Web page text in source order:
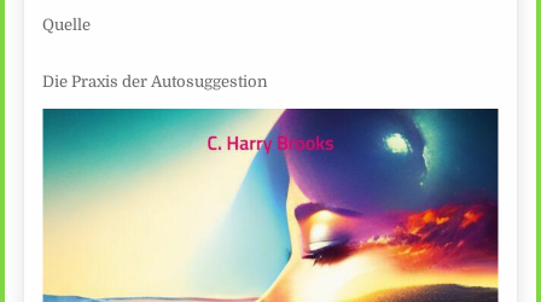
Quelle
Die Praxis der Autosuggestion